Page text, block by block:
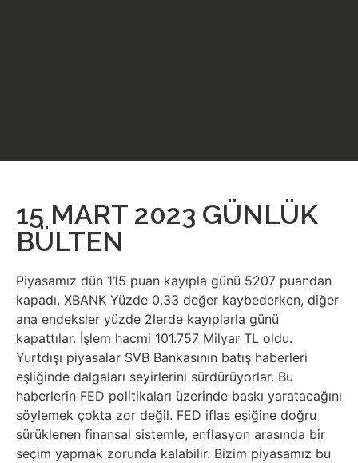
15 MART 2023 GÜNLÜK
BÜLTEN
Piyasamız dün 115 puan kayıpla günü 5207 puandan
kapadı. XBANK Yüzde 0.33 değer kaybederken, diğer
ana endeksler yüzde 2lerde kayıplarla günü
kapattılar. İşlem hacmi 101.757 Milyar TL oldu.
Yurtdışı piyasalar SVB Bankasının batış haberleri
eşliğinde dalgaları seyirlerini sürdürüyorlar. Bu
haberlerin FED politikaları üzerinde baskı yaratacağını
söylemek çokta zor değil. FED iflas eşiğine doğru
sürüklenen finansal sistemle, enflasyon arasında bir
seçim yapmak zorunda kalabilir. Bizim piyasamız bu